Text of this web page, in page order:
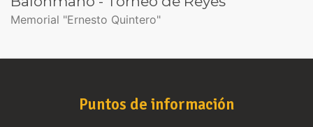
Memorial "Ernesto Quintero"
Puntos de información